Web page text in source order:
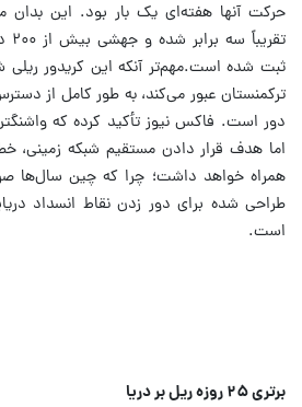
حرکت آنها هفته‌ای یک بار بود. این بدان
ثبت شده است.مهم‌تر آنکه این کریدور
ترکمنستان عبور می‌کند، به طور کامل از
دور است. فاکس نیوز تأکید کرده که
اما هدف قرار دادن مستقیم شبکه زمینی،
همراه خواهد داشت؛ چرا که چین سال‌ها
طراحی شده برای دور زدن نقاط انسداد
است.
برتری ۲۵ روزه ریل بر دریا